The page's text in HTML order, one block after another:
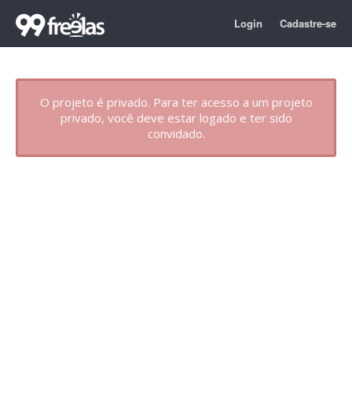
Login Cadastre-se
O projeto é privado. Para ter acesso a um projeto
privado, você deve estar logado e ter sido
convidado.